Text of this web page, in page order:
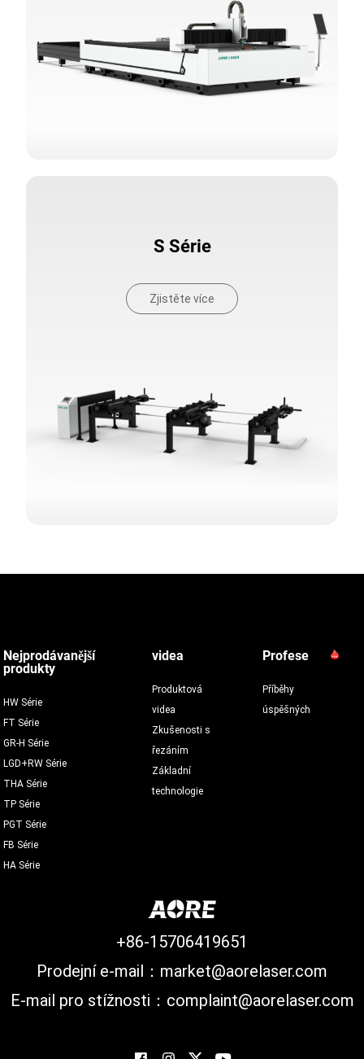
S Série
Zjistěte více
Nejprodávanější
produkty
HW Série
FT Série
GR-H Série
LGD+RW Série
THA Série
TP Série
PGT Série
FB Série
HA Série
videa
Produktová
videa
Zkušenosti s
řezáním
Základní
technologie
Profese
Příběhy
úspěšných
+86-15706419651
Prodejní e-mail：market@aorelaser.com
E-mail pro stížnosti：complaint@aorelaser.com